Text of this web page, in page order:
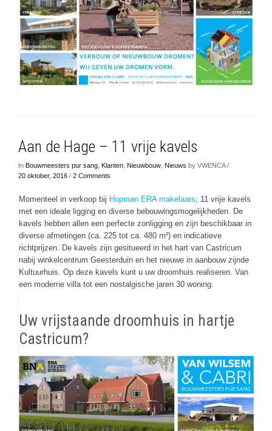
Aan de Hage – 11 vrije kavels
In Bouwmeesters pur sang Klanten Nieuwbouw Nieuws by VWENCA /
20 oktober, 2016 / 2 Comments
Momenteel in verkoop bij Hopman ERA makelaars; 11 vrije kavels
met een ideale ligging en diverse bebouwingsmogelijkheden. De
kavels hebben allen een perfecte zonligging en zijn beschikbaar in
diverse afmetingen (ca. 225 tot ca. 480 m²) en indicatieve
richtprijzen. De kavels zijn gesitueerd in het hart van Castricum
nabij winkelcentrum Geesterduin en het nieuwe in aanbouw zijnde
Kultuurhuis. Op deze kavels kunt u uw droomhuis realiseren. Van
een moderne villa tot een nostalgische jaren 30 woning.
Uw vrijstaande droomhuis in hartje
Castricum?